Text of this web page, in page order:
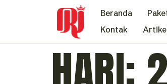
Beranda
Kontak